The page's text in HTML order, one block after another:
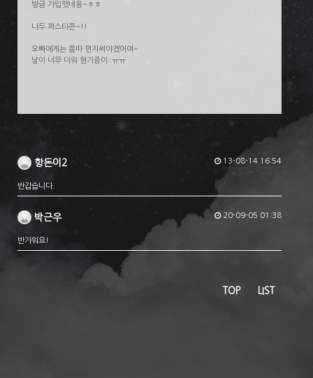
방금 가입했네용~ㅎㅎ
나두 퍼스타콘~!!
오빠에게는 쫌따 편지써야겠어여~
날이 너무 더워 현기증이..ㅠㅠ
항돈이2 13-08-14 16:54
반갑습니다.
박근우 20-09-05 01:38
반가워요!
TOP LIST